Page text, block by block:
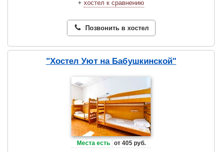
+ хостел к сравнению
Позвонить в хостел
"Хостел Уют на Бабушкинской"
Места есть от 405 руб.